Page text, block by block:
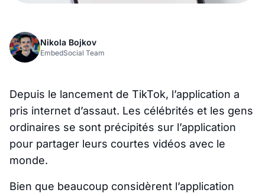
Nikola Bojkov
EmbedSocial Team
Depuis le lancement de TikTok, l’application a
pris internet d’assaut. Les célébrités et les gens
ordinaires se sont précipités sur l’application
pour partager leurs courtes vidéos avec le
monde.
Bien que beaucoup considèrent l’application